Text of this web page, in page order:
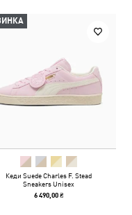
Кеди Suede Charles F. Stead
Sneakers Unisex
6 490,00 ₴